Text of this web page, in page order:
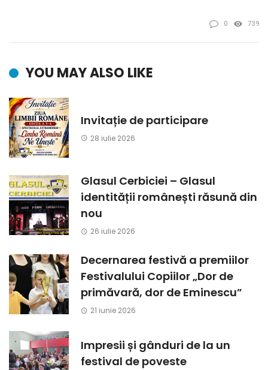
0 739
YOU MAY ALSO LIKE
Invitație de participare
28 iulie 2026
Glasul Cerbiciei – Glasul
identității românești răsună din
nou
26 iulie 2026
Decernarea festivă a premiilor
Festivalului Copiilor „Dor de
primăvară, dor de Eminescu”
21 iunie 2026
Impresii și gânduri de la un
festival de poveste